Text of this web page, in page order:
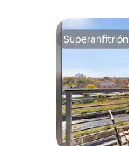
Superanfitrión
Superanfitrión